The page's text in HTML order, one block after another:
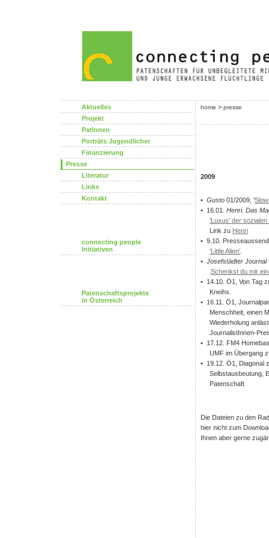
Aktuelles
Projekt
PatInnen
Porträts Jugendlicher
Finanzierung
Presse
Literatur
Links
Kontakt
connecting people
Initiativen
Patenschaftsprojekte
in Österreich
home > presse
2009
• Gusto 01/2009, '
• 16.01. Henri. Das
'Luxus' der sozialen
Link zu Henri
• 9.10.
'Little Alien'
• Josefstädter Journal
‚Schenkst du mir
• 14.10. Ö1, Von Tag
Kneihs.
• 16.11. Ö1,
Menschheit, einen
Wiederholung
JournalistInnen-
• 17.12. FM4
UMF im Übergang
• 19.12. Ö1, Diagonal
Selbstausbeutung,
Patenschaft
Die Dateien zu den
hier nicht zum
Ihnen aber gerne